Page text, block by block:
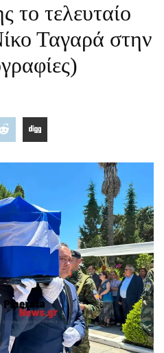
το τελευταίο
Ταγαρά στην